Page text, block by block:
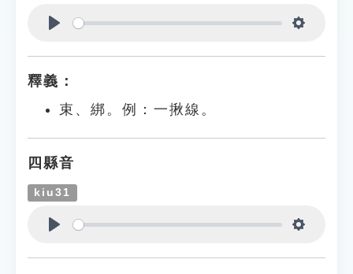
釋義：
束、綁。例：一揪線。
四縣音
kiu31